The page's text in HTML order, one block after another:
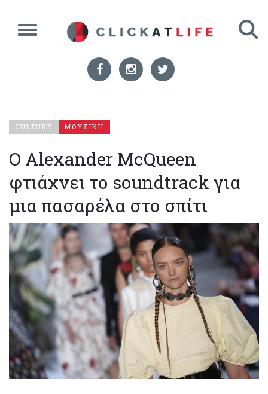
CULTURE ΜΟΥΣΙΚΗ
Ο Alexander McQueen
φτιάχνει το soundtrack για
μια πασαρέλα στο σπίτι